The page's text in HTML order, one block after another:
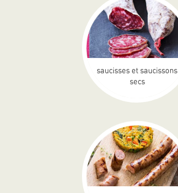
saucisses et saucissons
secs